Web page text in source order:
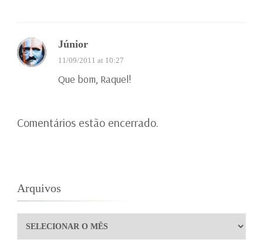
Júnior
11/09/2011 at 10:27
Que bom, Raquel!
Comentários estão encerrado.
Arquivos
Arquivos